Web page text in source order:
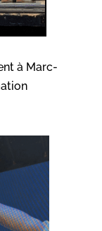
à Marc-